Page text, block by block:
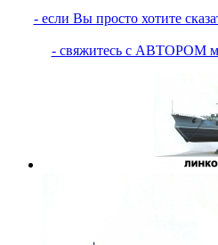
- если Вы просто хотите
- свяжитесь с